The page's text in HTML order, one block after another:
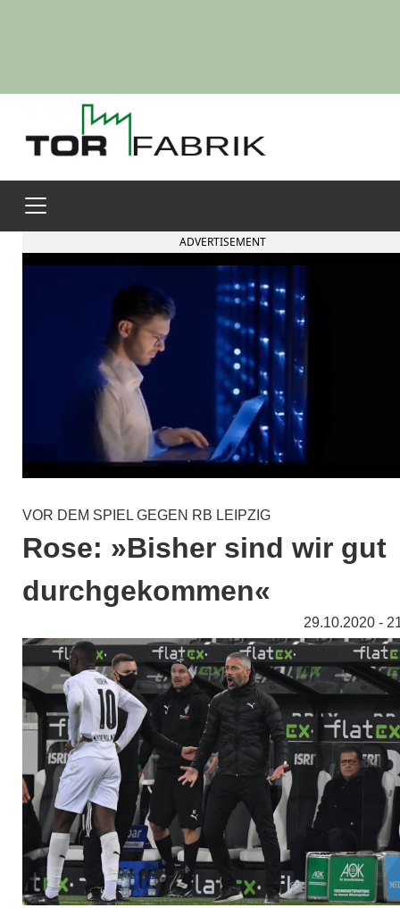
ADVERTISEMENT
VOR DEM SPIEL GEGEN RB LEIPZIG
Rose: »Bisher sind wir gut
durchgekommen«
29.10.2020 -